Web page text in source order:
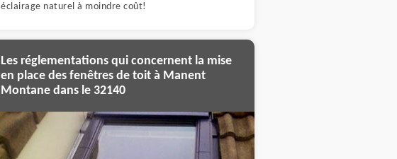
éclairage naturel à moindre coût!
Les réglementations qui concernent la mise
en place des fenêtres de toit à Manent
Montane dans le 32140